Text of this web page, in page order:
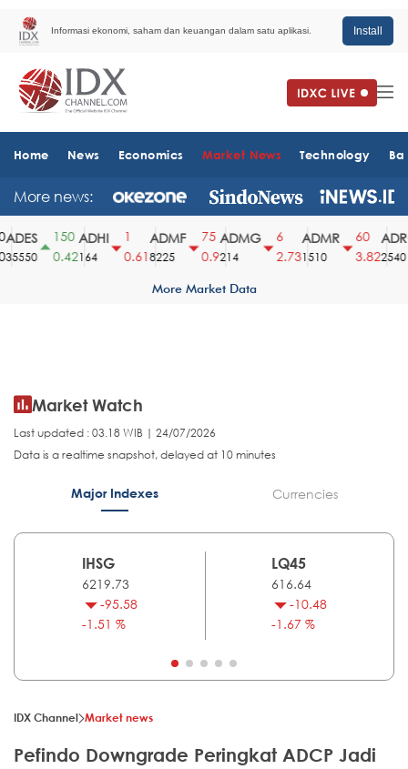
Informasi ekonomi, saham dan keuangan dalam satu aplikasi. Install
Home News Economics Market News Technology
More news:
150
0.42
ADHI
164
0.61
ADMF
8225
75
0.9
ADMG
214
2.73
ADMR
1510
60
3.82
ADRO
2540
More Market Data
Market Watch
Last updated : 03.18 WIB | 24/07/2026
Data is a realtime snapshot, delayed at 10 minutes
Major Indexes Currencies
IHSG
6219.73
-95.58
-1.51 %
LQ45
616.64
-10.48
-1.67 %
IDX Channel Market news
Pefindo Downgrade Peringkat ADCP Jadi